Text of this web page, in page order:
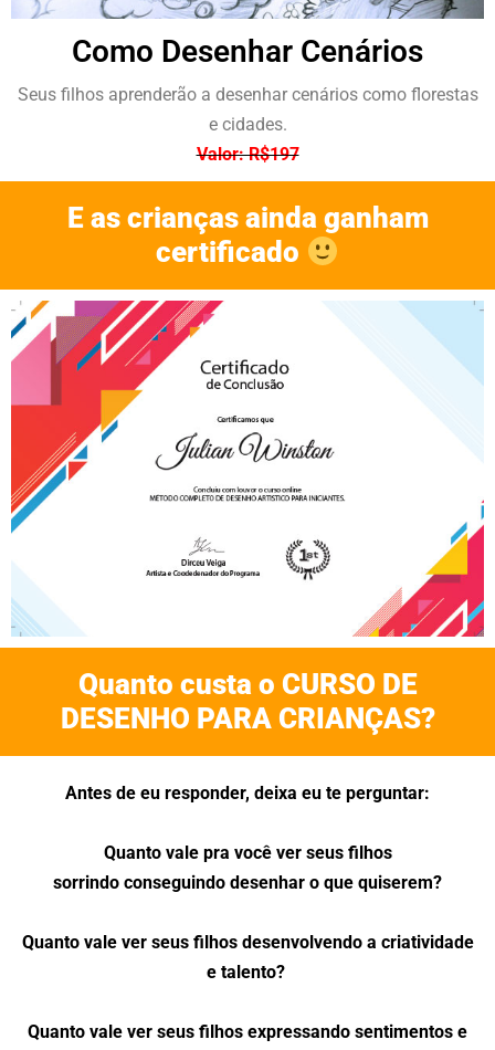
Como Desenhar Cenários
Seus filhos aprenderão a desenhar cenários como florestas
e cidades.
Valor: R$197
E as crianças ainda ganham
certificado
Quanto custa o CURSO DE
DESENHO PARA CRIANÇAS?
Antes de eu responder, deixa eu te perguntar:
Quanto vale pra vocêver seus filhos
sorrindo conseguindo desenhar o que quiserem?
Quanto vale ver seus filhos desenvolvendo a criatividade
e talento?
Quanto vale ver seus filhos expressando sentimentos e